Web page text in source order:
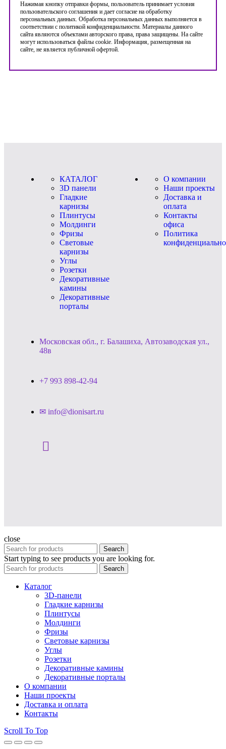
Нажимая кнопку отправки формы, пользователь принимает условия
пользовательского соглашения и дает согласие на обработку
персональных данных. Обработка персональных данных выполняется в
соответствии с политикой конфиденциальности. Материалы данного
сайта являются объектами авторского права, права защищены. На сайте
могут использоваться файлы cookie. Информация, размещенная на
сайте, не является публичной офертой.
КАТАЛОГ
3D панели
Гладкие
карнизы
Плинтусы
Молдинги
Фризы
Световые
карнизы
Углы
Розетки
Декоративные
камины
Декоративные
порталы
О компании
Наши проекты
Доставка и
оплата
Контакты
офиса
Политика
Московская обл., г. Балашиха, Автозаводская ул.,
48в
+7 993 898-42-94
✉ info@dionisart.ru
close
Search
Start typing to see products you are looking for.
Search
Каталог
3D-панели
Гладкие карнизы
Плинтусы
Молдинги
Фризы
Световые карнизы
Углы
Розетки
Декоративные камины
Декоративные порталы
О компании
Наши проекты
Доставка и оплата
Контакты
Scroll To Top